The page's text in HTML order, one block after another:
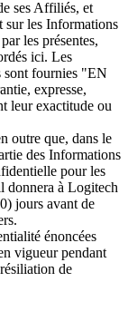
ses Affiliés, et
sur les Informations
les présentes,
ici. Les
sont fournies "EN
expresse,
leur exactitude ou
outre que, dans le
des Informations
pour les
donnera à Logitech
jours avant de
énoncées
vigueur pendant
de